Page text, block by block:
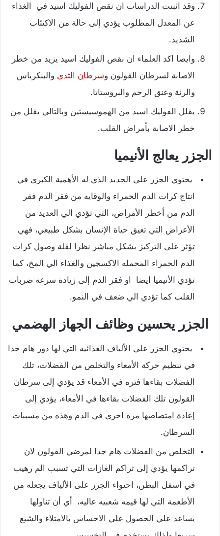
وقد اثبتت الدراسات ان نقص الفوليك اسيد في الغذاء
عن المعدل المطلوب يؤدي إلى حالة من الاكتئاب
الشديد.
وايضا اكد العلماء ان نقص الفوليك اسيد يزيد من خطر
الاصابة لسرطان القولون وسرطان الثدي والبنكرياس
والرئة وعنق الرحم والبروستاتا.
يقلل الفوليك اسيد من الهموسيستين وبالتالي يقلل من
خطر الاصابة بأمراض القلب.
الجزر يعالج الأنيميا
يحتوي الجزر على الحديد الذي له الأهمية الكبرى في
انتاج كرات الدم الحمراء والوقايه من فقر الدم فقر
الدم من أخطر الأمراض، التي تؤدي الي العديد من
الأعراض التي تعيق حياة الإنسان بشكل طبيعي، فهي
تؤثر على التركيز بشكل مباشر نظرا لقلة وصول كرات
الدم الحمراء المحمله الاكسجين والغذاء الي المخ، كما
تؤدي الأنيميا ايضا او فقر الدم إلى زيادة سرعة ضربات
القلب كما تؤدي الي ضعف في النمو.
الجزر يحسين وظائف الجهاز الهضمي
يحتوي الجزر على الألياف الغذائيه التي لها دور هام جدا
في تنظيم حركة الأمعاء والتخلص من الفضلات، تلك
الفضلات بقاءها فتره في الأمعاء قد يؤدي إلى سرطان
القولون تلك الفضلات بقاءها في الأمعاء، يؤدي إلى
إعادة امتصاصها مره اخرى في الدم وهذه من مسببات
السرطان.
التخلص من الفضلات هام جدا لمرضي القولون لان
تراكمها يؤدي إلى تراكم الغازات التي تسبب الم رهيب
في اسفل البطن، احتواء الجزر على الألياف يجعله من
الأطعمة التي لها قيمه شعبيه عاليه، أي أن تناولها
يساعد علي الحصول علي الاحساس بالامتلاء والشبع